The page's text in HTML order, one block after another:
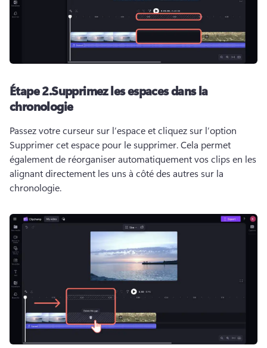
Étape 2.Supprimez les espaces dans la
chronologie
Passez votre curseur sur l’espace et cliquez sur l’option
Supprimer cet espace pour le supprimer. Cela permet
également de réorganiser automatiquement vos clips en les
alignant directement les uns à côté des autres sur la
chronologie.